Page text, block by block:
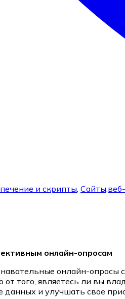
и скрипты,
онлайн-опросам
онлайн-
того, являетесь ли вы
и улучшать свое